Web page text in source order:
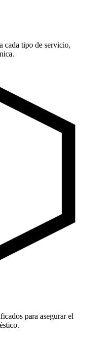
cada tipo de servicio,
para asegurar el